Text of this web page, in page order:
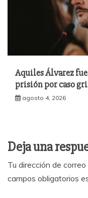
Aquiles Álvarez fue
prisión por caso
agosto 4, 2026
Deja una
Tu dirección de
campos obligatorios